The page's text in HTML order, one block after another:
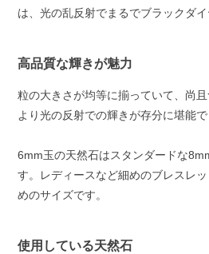
は、光の乱反射でまるでブラックダイ
高品質な輝きが魅力
粒の大きさが均等に揃っていて、尚
より光の反射での輝きが存分に堪能で
6mm玉の天然石はスタンダードな
す。レディースなど細めのブレスレ
めのサイズです。
使用している天然石